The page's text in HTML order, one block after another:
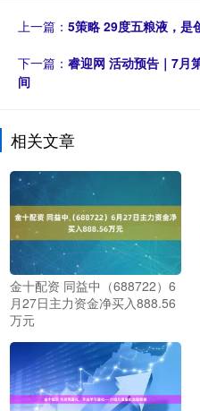
上一篇： 5策略 29度五粮液，是
下一篇： 睿迎网 活动预告｜7月
间
相关文章
金十配资 同益中（688722）6
月27日主力资金净买入888.56
万元